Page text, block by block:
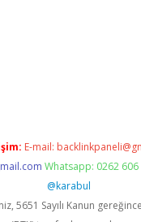
E-mail:
Whatsapp: 0262 606
@karabul
5651 Sayılı Kanun